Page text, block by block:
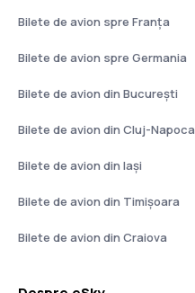
Bilete de avion spre Franţa
Bilete de avion spre Germania
Bilete de avion din București
Bilete de avion din Cluj-Napoca
Bilete de avion din Iași
Bilete de avion din Timișoara
Bilete de avion din Craiova